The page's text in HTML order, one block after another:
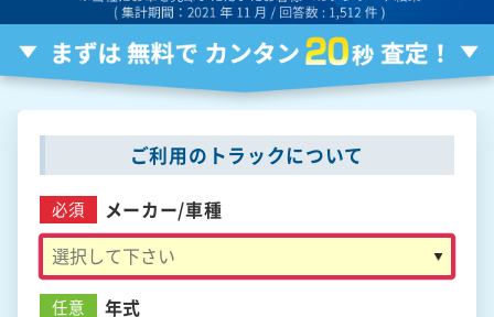
ご利用のトラックについて
必須 メーカー/車種
任意 年式